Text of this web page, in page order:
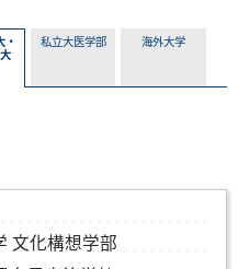
・
私立大医学部 海外大学
文化構想学部